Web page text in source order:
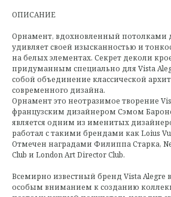
ОПИСАНИЕ
Орнамент, вдохновленный потолками
удивляет своей изысканностью и
на белых элементах. Секрет деколи
придуманным специально для Vista
собой объединение классической
современного дизайна.
Орнамент это неотразимое творение
французским дизайнером Сэмом
является одним из именитых
работал с такими брендами как Loius
Отмечен наградами Филиппа Старка,
Club и London Art Director Club.
Всемирно известный бренд Vista Alegre
особым вниманием к созданию